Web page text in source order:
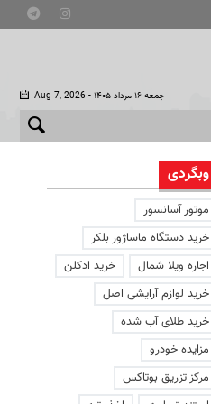
Aug 7, 2026 - جمعه ۱۶ مرداد ۱۴۰۵
کلیپ جالبی از یک اتاق
وبگردی
موتور آسانسور
خرید دستگاه ماساژور بلکر
اجاره ویلا شمال
خرید ادکلن
خرید لوازم آرایشی اصل
خرید طلای آب شده
مزایده خودرو
مرکز تزریق بوتاکس